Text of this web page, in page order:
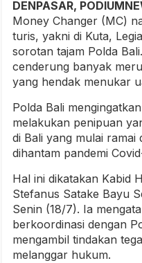
DENPASAR,
Money Changer (MC)
turis, yakni di Kuta,
sorotan tajam Polda
cenderung banyak
yang hendak menukar
Polda Bali
melakukan penipuan
di Bali yang mulai ramai
dihantam pandemi
Hal ini dikatakan Kabid
Stefanus Satake Bayu
Senin (18/7). Ia
berkoordinasi dengan
mengambil tindakan
melanggar hukum.